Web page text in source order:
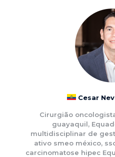
Cesar
Cirurgião
guayaquil,
multidisciplinar de
ativo smeo méxico,
carcinomatose hipec